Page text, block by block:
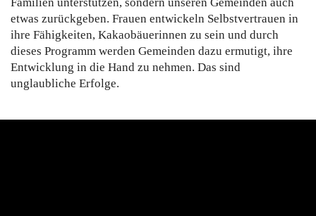
etwas zurückgeben. Frauen entwickeln Selbstvertrauen in
ihre Fähigkeiten, Kakaobäuerinnen zu sein und durch
dieses Programm werden Gemeinden dazu ermutigt, ihre
Entwicklung in die Hand zu nehmen. Das sind
unglaubliche Erfolge.